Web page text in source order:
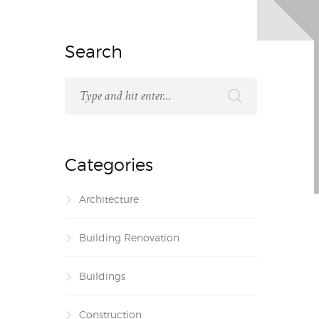
Search
Categories
Architecture
Building Renovation
Buildings
Construction